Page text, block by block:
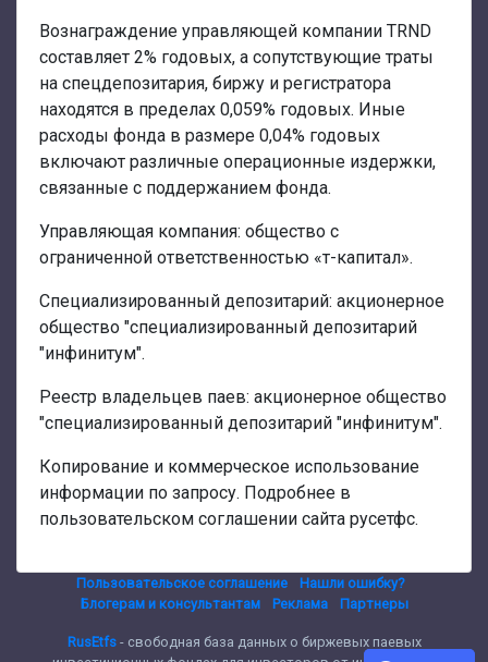
Вознаграждение управляющей компании TRND
составляет 2% годовых, а сопутствующие траты
на спецдепозитария, биржу и регистратора
находятся в пределах 0,059% годовых. Иные
расходы фонда в размере 0,04% годовых
включают различные операционные издержки,
связанные с поддержанием фонда.
Управляющая компания: общество с
ограниченной ответственностью «т-капитал».
Специализированный депозитарий: акционерное
общество "специализированный депозитарий
"инфинитум".
Реестр владельцев паев: акционерное общество
"специализированный депозитарий "инфинитум".
Копирование и коммерческое использование
информации по запросу. Подробнее в
пользовательском соглашении сайта русетфс.
Пользовательское соглашение
Нашли ошибку?
Блогерам и консультантам
Реклама Партнеры
RusEtfs- свободная база данных о биржевых паевых